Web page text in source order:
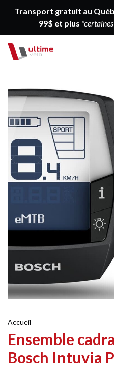
Transport gratuit au
99$ et plus
Accueil
Ensemble
Bosch Intuvia